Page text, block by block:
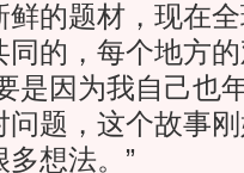
的题材，现在
的，每个地方
是因为我自己也
题，这个故事
想法。”